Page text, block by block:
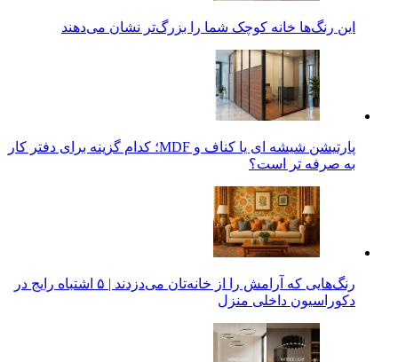
این رنگ‌ها خانه کوچک شما را بزرگ‌تر نشان می‌دهند
پارتیشن شیشه ای یا کناف و MDF؛ کدام گزینه برای دفتر کار
به صرفه تر است؟
رنگ‌هایی که آرامش را از خانه‌تان می‌دزدند | ۵ اشتباه رایج در
دکوراسیون داخلی منزل